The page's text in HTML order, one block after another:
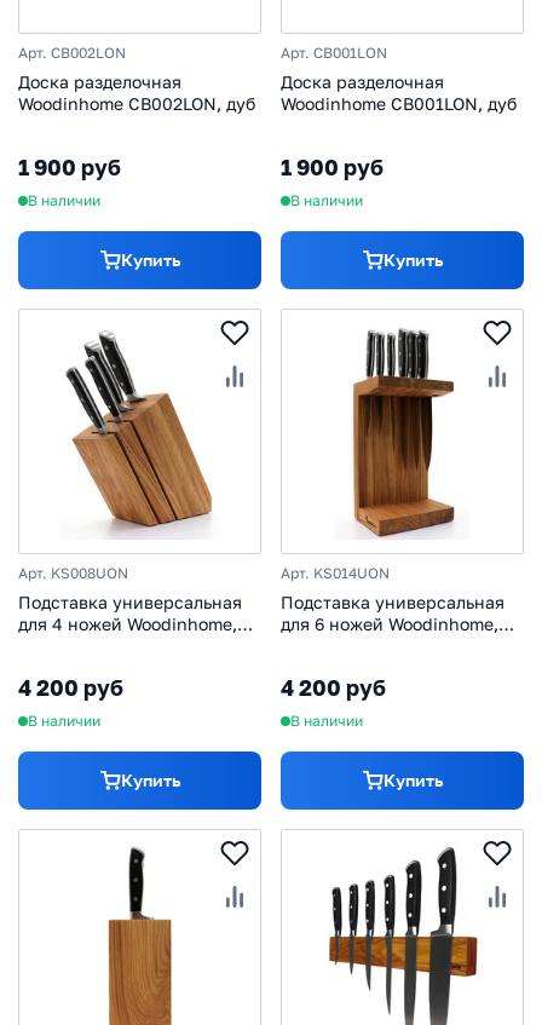
Арт. CB002LON
Доска разделочная
Woodinhome CB002LON, дуб
1 900 руб
В наличии
Купить
Арт. CB001LON
Доска разделочная
Woodinhome CB001LON, дуб
1 900 руб
В наличии
Купить
Арт. KS008UON
Подставка универсальная
для 4 ножей Woodinhome,
4 200 руб
В наличии
Купить
Арт. KS014UON
Подставка универсальная
для 6 ножей Woodinhome,
4 200 руб
В наличии
Купить